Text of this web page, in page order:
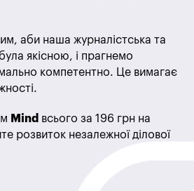
аби наша журналістська та
якісною, і прагнемо
компетентно. Це вимагає
Mind всього за 196 грн на
розвиток незалежної ділової